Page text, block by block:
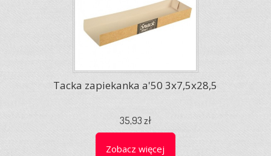
Tacka zapiekanka a'50 3x7,5x28,5
35,93 zł
Zobacz więcej